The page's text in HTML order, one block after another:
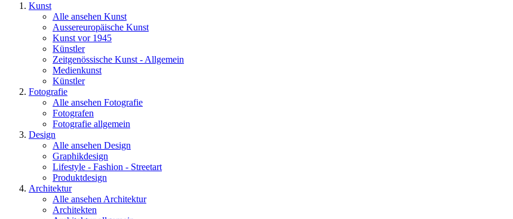
Kunst
Alle ansehen Kunst
Aussereuropäische Kunst
Kunst vor 1945
Künstler
Zeitgenössische Kunst - Allgemein
Medienkunst
Künstler
Fotografie
Alle ansehen Fotografie
Fotografen
Fotografie allgemein
Design
Alle ansehen Design
Graphikdesign
Lifestyle - Fashion - Streetart
Produktdesign
Architektur
Alle ansehen Architektur
Architekten